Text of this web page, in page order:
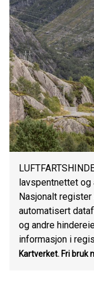
lavspentnettet
Nasjonalt
automatisert
og andre
informasjon i
Kartverket. Fri bruk